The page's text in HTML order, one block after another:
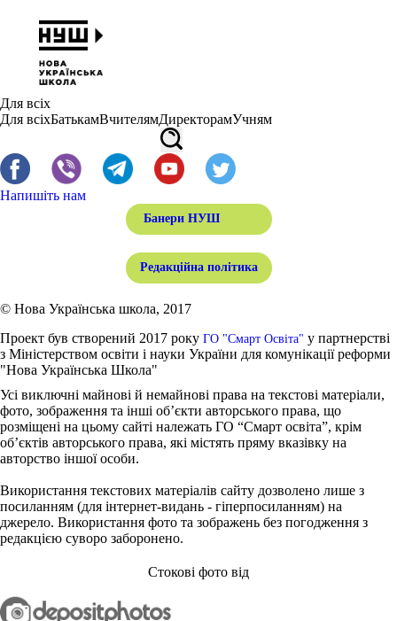
Для всіх
Для всіхБатькамВчителямДиректорамУчням
Напишіть нам
Банери НУШ
Редакційна політика
© Нова Українська школа, 2017
Проект був створений 2017 року ГО "Смарт Освіта" у партнерстві
з Міністерством освіти і науки України для комунікації реформи
"Нова Українська Школа"
Усі виключні майнові й немайнові права на текстові матеріали,
фото, зображення та інші об’єкти авторського права, що
розміщені на цьому сайті належать ГО “Смарт освіта”, крім
об’єктів авторського права, які містять пряму вказівку на
авторство іншої особи.
Використання текстових матеріалів сайту дозволено лише з
посиланням (для інтернет-видань - гіперпосиланням) на
джерело. Використання фото та зображень без погодження з
редакцією суворо заборонено.
Стокові фото від